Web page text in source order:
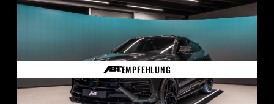
EMPFEHLUNG